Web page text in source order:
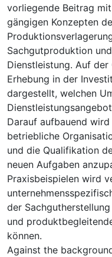
vorliegende Beitrag
gängigen Konzepten
Sachgutproduktion
Dienstleistung. Auf
Erhebung in der
dargestellt, welchen
Darauf aufbauend
betriebliche
und die Qualifikation
neuen Aufgaben
Praxisbeispielen wird
der
und
können.
Against the